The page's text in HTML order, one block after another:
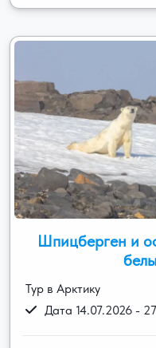
Шпицберген и
Тур в Арктику
Дата 14.07.2026 -